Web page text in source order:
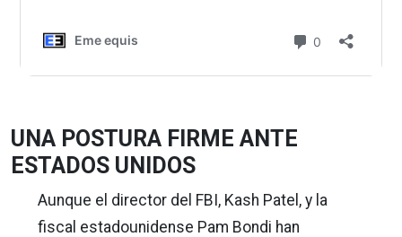
UNA POSTURA FIRME ANTE
ESTADOS UNIDOS
Aunque el director del FBI, Kash Patel, y la
fiscal estadounidense Pam Bondi han